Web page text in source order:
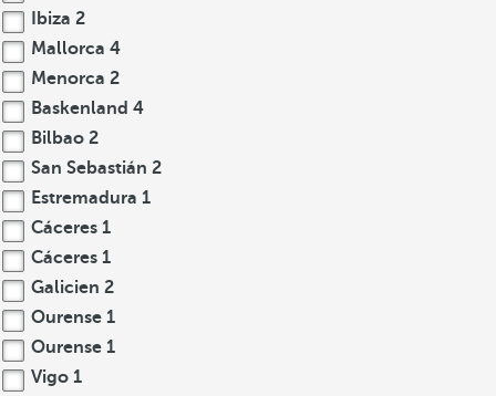
Ibiza 2
Mallorca 4
Menorca 2
Baskenland 4
Bilbao 2
San Sebastián 2
Estremadura 1
Cáceres 1
Cáceres 1
Galicien 2
Ourense 1
Ourense 1
Vigo 1